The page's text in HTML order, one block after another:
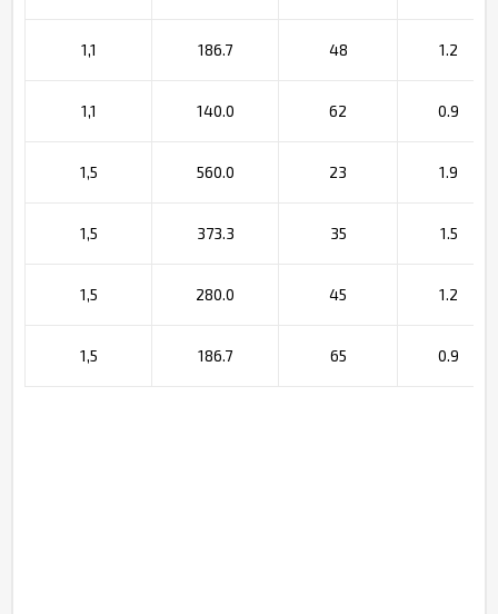
1,1 186.7 48 1.2
1,1 140.0 62 0.9
1,5 560.0 23 1.9
1,5 373.3 35 1.5
1,5 280.0 45 1.2
1,5 186.7 65 0.9